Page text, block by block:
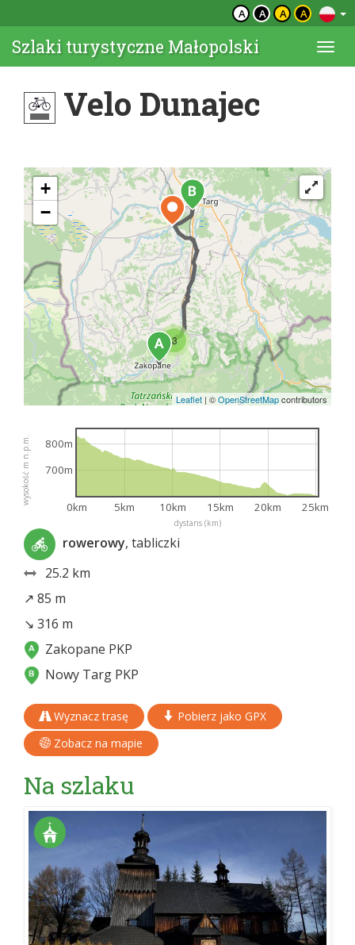
A A A A
Szlaki turystyczne Małopolski
Velo Dunajec
3
+
−
Leaflet | ©OpenStreetMapcontributors
dystans (km)
wysokość m n.p.m.
0km 5km 10km 15km 20km 25km
700m
800m
rowerowy, tabliczki
25.2 km
↗ 85 m
↘ 316 m
Zakopane PKP
Nowy Targ PKP
Wyznacz trasę
Pobierz jako GPX
Zobacz na mapie
Na szlaku